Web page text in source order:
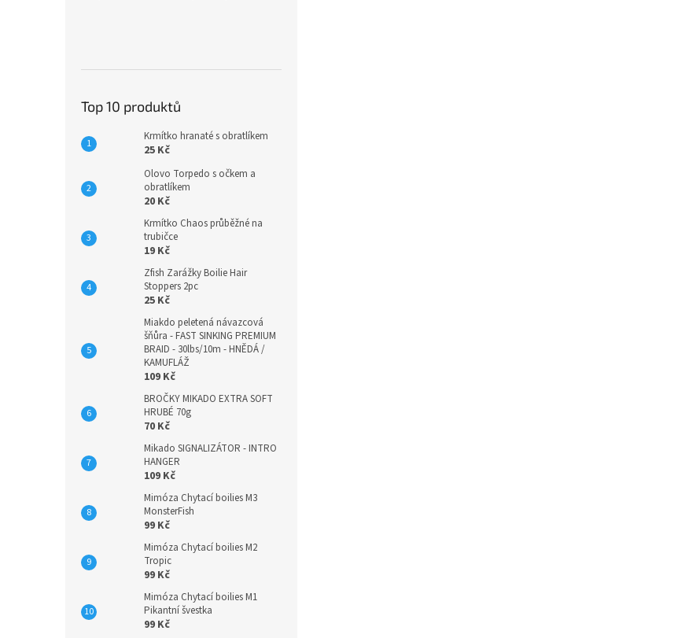
Top 10 produktů
Krmítko hranaté s obratlíkem
25 Kč
Olovo Torpedo s očkem a
obratlíkem
20 Kč
Krmítko Chaos průběžné na
trubičce
19 Kč
Zfish Zarážky Boilie Hair
Stoppers 2pc
25 Kč
Miakdo peletená návazcová
šňůra - FAST SINKING PREMIUM
BRAID - 30lbs/10m - HNĚDÁ /
KAMUFLÁŽ
109 Kč
BROČKY MIKADO EXTRA SOFT
HRUBÉ 70g
70 Kč
Mikado SIGNALIZÁTOR - INTRO
HANGER
109 Kč
Mimóza Chytací boilies M3
MonsterFish
99 Kč
Mimóza Chytací boilies M2
Tropic
99 Kč
Mimóza Chytací boilies M1
Pikantní švestka
99 Kč